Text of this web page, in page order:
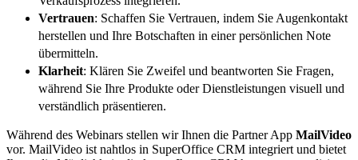
Vertrauen: Schaffen Sie Vertrauen, indem Sie Augenkontakt
herstellen und Ihre Botschaften in einer persönlichen Note
übermitteln.
Klarheit: Klären Sie Zweifel und beantworten Sie Fragen,
während Sie Ihre Produkte oder Dienstleistungen visuell und
verständlich präsentieren.
Während des Webinars stellen wir Ihnen die Partner App MailVideo
vor. MailVideo ist nahtlos in SuperOffice CRM integriert und bietet